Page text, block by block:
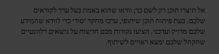
אל תיצרו תוכן רק לשם כך; וודאו שהוא באמת בעל ערך לקוראים
שלכם. בעת פיתוח תוכן שיתופי, ערכו מחקר יסודי כדי לוודא שהמידע
שלכם מדויק ועדכני. הציעו נקודות מבט חדשות על נושאים רלוונטיים
שהקהל שלכם ימצא ראויים לשיתוף.